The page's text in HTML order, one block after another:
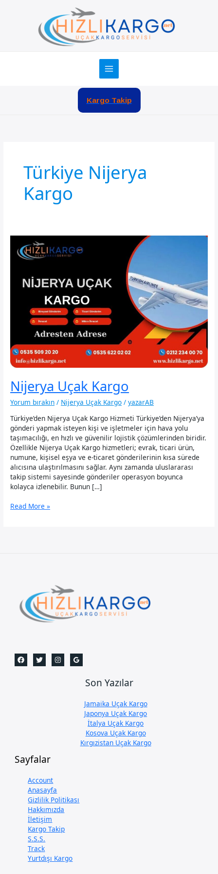
Kargo Takip
Türkiye Nijerya
Kargo
Nijerya Uçak Kargo
Yorum bırakın / Nijerya Uçak Kargo /yazarAB
Türkiye’den Nijerya Uçak Kargo Hizmeti Türkiye’den Nijerya’ya
gönderi yapmak isteyen kişi ve işletmeler için hava yolu
taşımacılığı, en hızlı ve güvenilir lojistik çözümlerinden biridir.
Özellikle Nijerya Uçak Kargo hizmetleri; evrak, ticari ürün,
numune, kişisel eşya ve e-ticaret gönderilerinin kısa sürede
alıcısına ulaştırılmasını sağlar. Aynı zamanda uluslararası
takip sistemi sayesinde gönderiler operasyon boyunca
kolayca izlenebilir. Bunun […]
Nijerya
Read More »
Son Yazılar
Jamaika Uçak Kargo
Japonya Uçak Kargo
İtalya Uçak Kargo
Kosova Uçak Kargo
Kırgızistan Uçak Kargo
Sayfalar
Account
Anasayfa
Gizlilik Politikası
Hakkımızda
İletişim
Kargo Takip
S.S.S.
Track
Yurtdışı Kargo